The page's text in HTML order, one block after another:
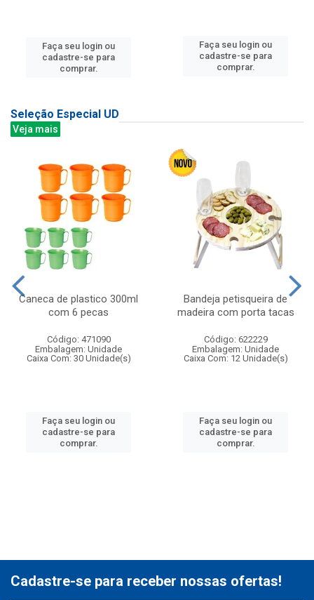
Faça seu login ou
cadastre-se para
comprar.
Faça seu login ou
cadastre-se para
comprar.
Seleção Especial UD
Veja mais
Caneca de plastico 300ml
com 6 pecas
Código: 471090
Embalagem: Unidade
Caixa Com: 30 Unidade(s)
Faça seu login ou
cadastre-se para
comprar.
Bandeja petisqueira de
madeira com porta tacas
Código: 622229
Embalagem: Unidade
Caixa Com: 12 Unidade(s)
Faça seu login ou
cadastre-se para
comprar.
Cadastre-se para receber nossas ofertas!